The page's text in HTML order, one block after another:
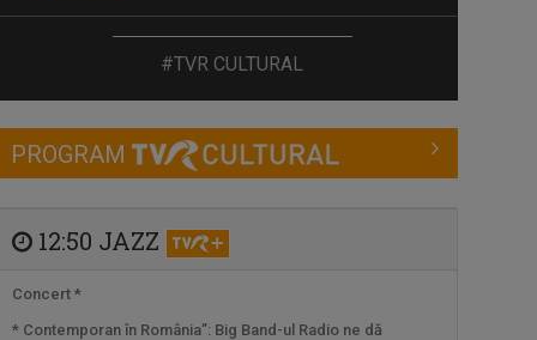
De la literatură la muzică, de la ...
FILMUL DE ARTĂ
a ...
Este o emisiune de tip podcast, cu
#TVR CULTURAL
PROGRAM
12:50 JAZZ
Concert *
* Contemporan în România”: Big Band-ul Radio ne dă